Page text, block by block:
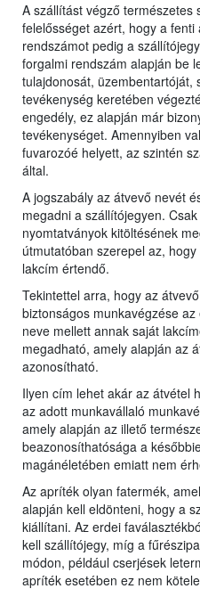
A szállítást végző természetes
felelősséget azért, hogy a
rendszámot pedig a
forgalmi rendszám alapján be
tulajdonosát, üzembentartóját,
tevékenység keretében
engedély, ez alapján már
tevékenységet. Amennyiben
fuvarozóé helyett, az szintén
által.
A jogszabály az átvevő nevét
megadni a szállítójegyen.
nyomtatványok kitöltésének
útmutatóban szerepel az,
lakcím értendő.
Tekintettel arra, hogy az
biztonságos munkavégzése
neve mellett annak saját
megadható, amely alapján az
azonosítható.
Ilyen cím lehet akár az átvétel
az adott munkavállaló
amely alapján az illető
beazonosíthatósága a
magánéletében emiatt nem
Az apríték olyan fatermék,
alapján kell eldönteni, hogy a
kiállítani. Az erdei
kell szállítójegy, míg a
módon, például cserjések
apríték esetében ez nem